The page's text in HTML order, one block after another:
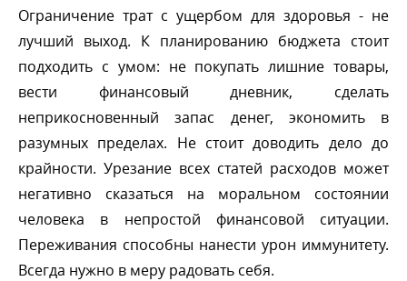
Ограничение трат с ущербом для здоровья - не
лучший выход. К планированию бюджета стоит
подходить с умом: не покупать лишние товары,
ести финансовый дневник, сделать
неприкосновенный запас денег, экономить
разумных пределах. Не стоит доводить дело до
крайности. Урезание всех статей расходов может
негативно сказаться на моральном состоянии
человека в непростой финансовой ситуации.
Переживания способны нанести урон иммунитету.
сегда нужно в меру радовать себя.